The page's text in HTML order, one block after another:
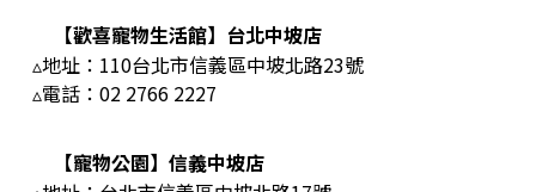
【歡喜寵物生活館】台北中坡店
▵地址：110台北市信義區中坡北路23號
▵電話： 02 2766 2227
【寵物公園】信義中坡店